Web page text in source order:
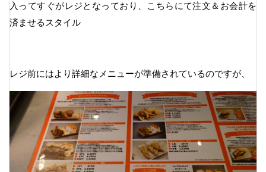
入ってすぐがレジとなっており、こちらにて注文＆お会計を
済ませるスタイル
レジ前にはより詳細なメニューが準備されているのですが、